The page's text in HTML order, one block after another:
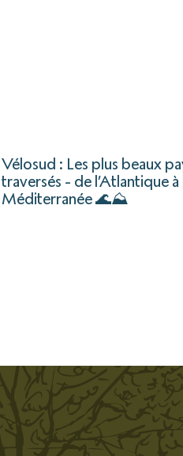
Vélosud : Les plus beaux
traversés - de l’Atlantique à
Méditerranée 🌊⛰️